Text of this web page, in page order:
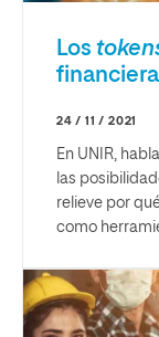
Los
financiera
24 / 11 / 2021
En UNIR,
las
relieve por
como